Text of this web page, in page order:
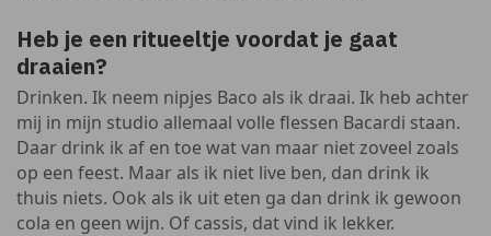
Heb je een ritueeltje voordat je gaat
draaien?
Drinken. Ik neem nipjes Baco als ik draai. Ik heb achter
mij in mijn studio allemaal volle flessen Bacardi staan.
Daar drink ik af en toe wat van maar niet zoveel zoals
op een feest. Maar als ik niet live ben, dan drink ik
thuis niets. Ook als ik uit eten ga dan drink ik gewoon
cola en geen wijn. Of cassis, dat vind ik lekker.